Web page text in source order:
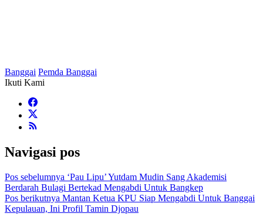
Banggai Pemda Banggai
Ikuti Kami
Navigasi pos
Pos sebelumnya ‘Pau Lipu’ Yutdam Mudin Sang Akademisi
Berdarah Bulagi Bertekad Mengabdi Untuk Bangkep
Pos berikutnya Mantan Ketua KPU Siap Mengabdi Untuk Banggai
Kepulauan, Ini Profil Tamin Djopau